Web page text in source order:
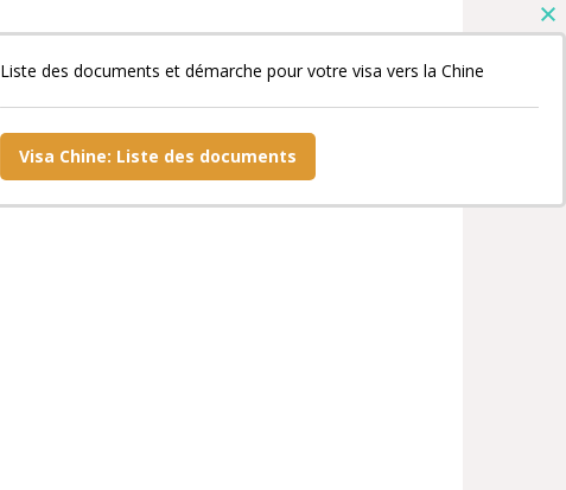
Liste des documents et démarche pour votre visa vers la Chine
Visa Chine: Liste des documents